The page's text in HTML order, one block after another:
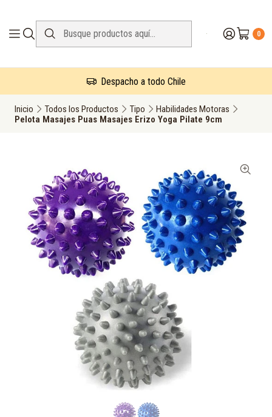
0
Despacho a todo Chile
Inicio Todos los Productos Tipo
Habilidades Motoras
Pelota Masajes Puas Masajes Erizo Yoga Pilate 9cm